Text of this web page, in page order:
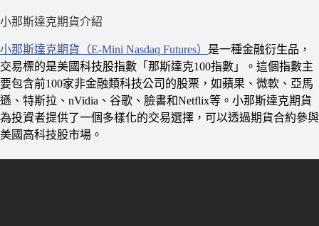
小那斯達克期貨介紹
小那斯達克期貨（E-Mini Nasdaq Futures） 是一種金融衍生品，
交易標的是美國科技股指數「那斯達克100指數」。這個指數主
要包含前100家非金融類科技公司的股票，如蘋果、微軟、亞馬
遜、特斯拉、nVidia、谷歌、臉書和Netflix等。小那斯達克期貨
為投資者提供了一個多樣化的交易選擇，可以透過期貨合約參與
美國高科技股市場。